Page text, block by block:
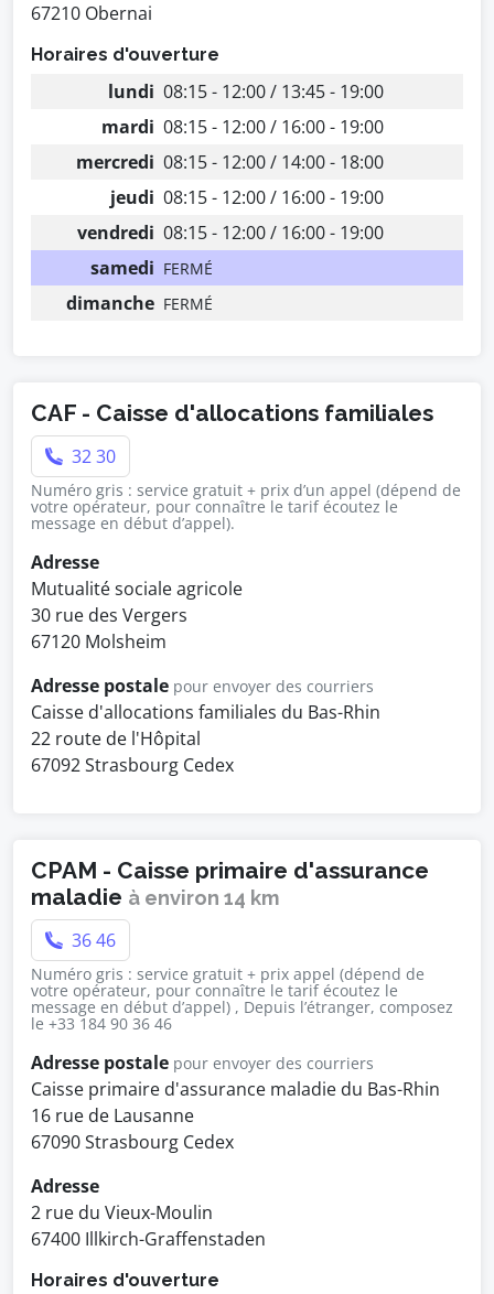
67210 Obernai
Horaires d'ouverture
lundi 08:15 - 12:00 / 13:45 - 19:00
mardi 08:15 - 12:00 / 16:00 - 19:00
mercredi 08:15 - 12:00 / 14:00 - 18:00
jeudi 08:15 - 12:00 / 16:00 - 19:00
vendredi 08:15 - 12:00 / 16:00 - 19:00
samedi FERMÉ
dimanche FERMÉ
CAF - Caisse d'allocations familiales
32 30
Numéro gris : service gratuit + prix d’un appel (dépend de
votre opérateur, pour connaître le tarif écoutez le
message en début d’appel).
Adresse
Mutualité sociale agricole
30 rue des Vergers
67120 Molsheim
Adresse postale pour envoyer des courriers
Caisse d'allocations familiales du Bas-Rhin
22 route de l'Hôpital
67092 Strasbourg Cedex
CPAM - Caisse primaire d'assurance
maladie à environ 14 km
36 46
Numéro gris : service gratuit + prix appel (dépend de
votre opérateur, pour connaître le tarif écoutez le
message en début d’appel) , Depuis l’étranger, composez
le +33 184 90 36 46
Adresse postale pour envoyer des courriers
Caisse primaire d'assurance maladie du Bas-Rhin
16 rue de Lausanne
67090 Strasbourg Cedex
Adresse
2 rue du Vieux-Moulin
67400 Illkirch-Graffenstaden
Horaires d'ouverture